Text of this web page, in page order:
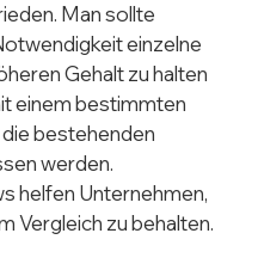
Man sollte
einzelne
Gehalt zu halten
einem bestimmten
bestehenden
werden.
helfen Unternehmen,
Vergleich zu behalten.